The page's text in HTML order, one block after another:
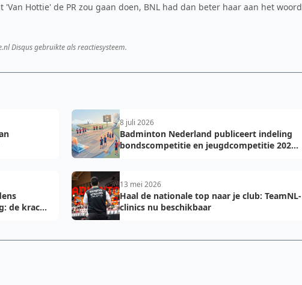
Hottie' de PR zou gaan doen, BNL had dan beter haar aan het woord
Disqus gebruikte als reactiesysteem.
8 juli 2026
Badminton Nederland publiceert indeling
bondscompetitie en jeugdcompetitie 2026-
de kracht
13 mei 2026
Haal de nationale top naar je club: TeamNL-
clinics nu beschikbaar